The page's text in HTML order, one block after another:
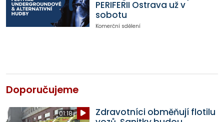
PERIFERII Ostrava už v
sobotu
Komerční sdělení
Doporučujeme
01:18
Zdravotníci obměňují flotilu